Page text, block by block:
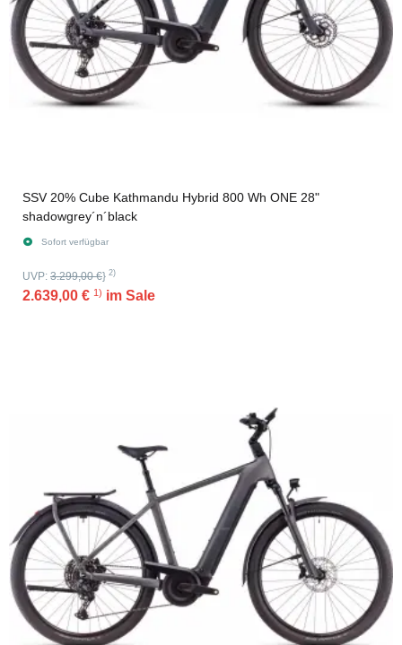
SSV 20% Cube Kathmandu Hybrid 800 Wh ONE 28"
shadowgrey´n´black
Sofort verfügbar
UVP: 3.299,00 €} 2)
2.639,00 € 1) im Sale